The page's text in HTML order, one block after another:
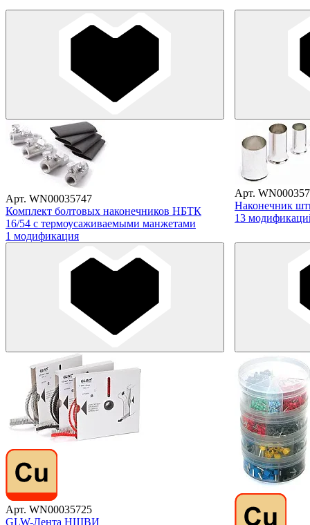
Арт. WN00035747
Комплект болтовых наконечников НБТК
16/54 с термоусаживаемыми манжетами
1 модификация
Арт.
Наконечник
13
Арт. WN00035725
GLW-Лента НШВИ